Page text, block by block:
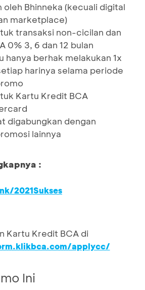
oleh Bhinneka (kecuali digital
marketplace)
transaksi non-cicilan dan
0% 3, 6 dan 12 bulan
hanya berhak melakukan 1x
harinya selama periode
Kartu Kredit BCA
digabungkan dengan
lainnya
:
2021Sukses
Kartu Kredit BCA di
applycc/
Ini